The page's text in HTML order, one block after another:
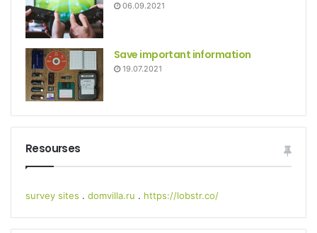
06.09.2021
Save important information
19.07.2021
Resourses
survey sites . domvilla.ru . https://lobstr.co/